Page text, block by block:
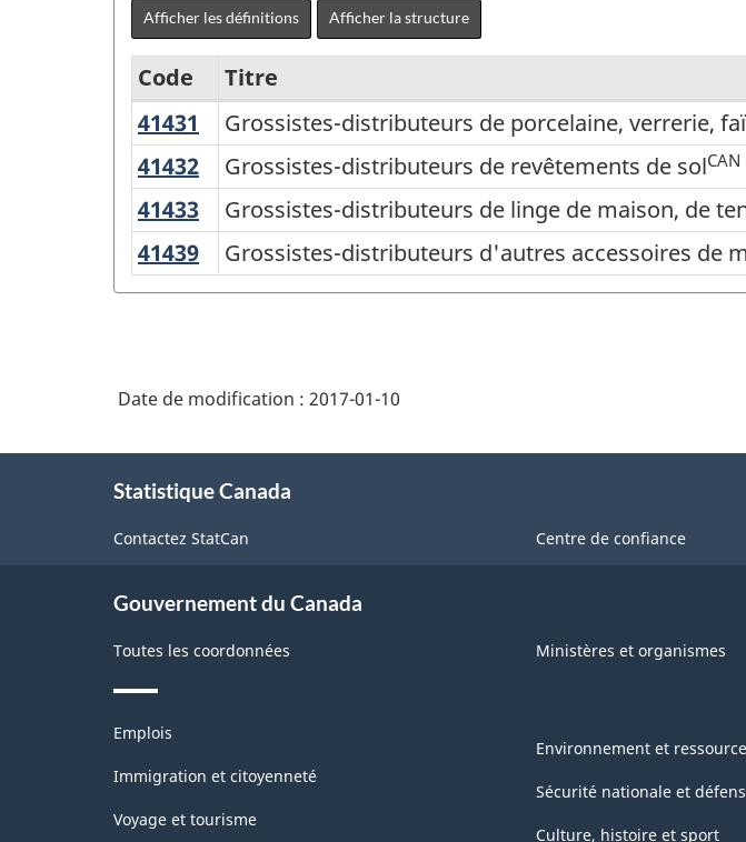
Afficher les définitions Afficher la structure
Variante
du
SCIAN
2002
-
détail
commerce
de
gros
Structure
de
Code
Titre
41431
Grossistes-
distributeurs
de
porcelaine,
verrerie,
faïence
Grossistes-distributeurs de porcelaine, verrerie,
41432 Grossistes-
distributeurs
de
revêtements
de
Grossistes-distributeurs de revêtements de solCAN
41433 Grossistes-
distributeurs
de
linge
de
et
d'autres
domestiques
Grossistes-distributeurs de linge de maison, de
41439 Grossistes-
distributeurs
maison
Grossistes-distributeurs d'autres accessoires de
Date de modification : 2017-01-10
Statistique Canada
Contactez StatCan Centre de confiance
Gouvernement du Canada
Toutes les coordonnées Ministères et organismes
Thèmes
sujets
Emplois
Immigration et citoyenneté
Voyage et tourisme
Environnement et
Sécurité nationale et
Culture, histoire et sport